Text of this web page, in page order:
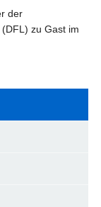
der
zu Gast im